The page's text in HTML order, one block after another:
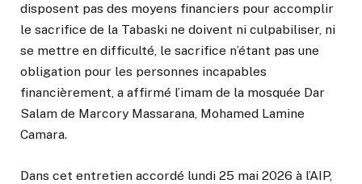
disposent pas des moyens financiers pour accomplir
le sacrifice de la Tabaski ne doivent ni culpabiliser, ni
se mettre en difficulté, le sacrifice n’étant pas une
obligation pour les personnes incapables
financièrement, a affirmé l’imam de la mosquée Dar
Salam de Marcory Massarana, Mohamed Lamine
Camara.
Dans cet entretien accordé lundi 25 mai 2026 à l’AIP,